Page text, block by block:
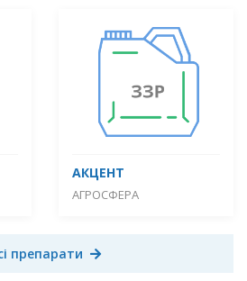
АКЦЕНТ
АГРОСФЕРА
препарати